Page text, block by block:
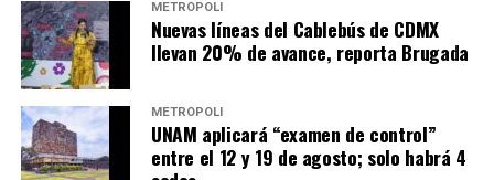
METRÓPOLI
Nuevas líneas del Cablebús de CDMX
llevan 20% de avance, reporta Brugada
METRÓPOLI
UNAM aplicará “examen de control”
entre el 12 y 19 de agosto; solo habrá 4